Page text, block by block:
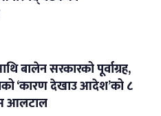
बालेन सरकारको पूर्वाग्रह,
‘कारण देखाउ आदेश’को ८
आलटाल